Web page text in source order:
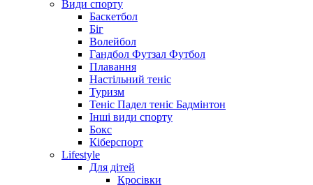
Види спорту
Баскетбол
Біг
Волейбол
Гандбол Футзал Футбол
Плавання
Настільний теніс
Туризм
Теніс Падел теніс Бадмінтон
Інші види спорту
Бокс
Кіберспорт
Lifestyle
Для дітей
Кросівки